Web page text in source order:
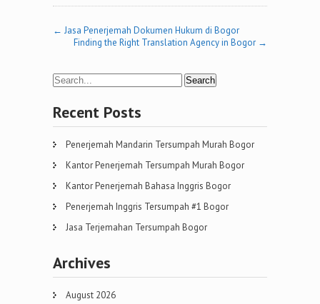
Post
navigation
← Jasa Penerjemah Dokumen Hukum di Bogor
Finding the Right Translation Agency in Bogor →
Recent Posts
Penerjemah Mandarin Tersumpah Murah Bogor
Kantor Penerjemah Tersumpah Murah Bogor
Kantor Penerjemah Bahasa Inggris Bogor
Penerjemah Inggris Tersumpah #1 Bogor
Jasa Terjemahan Tersumpah Bogor
Archives
August 2026